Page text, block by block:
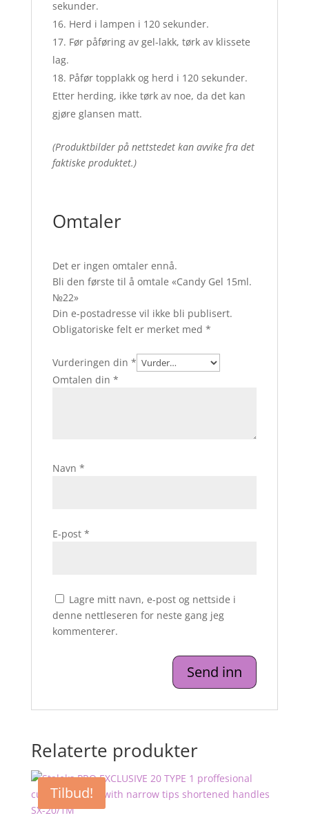
sekunder.
Herd i lampen i 120 sekunder.
Før påføring av gel-lakk, tørk av klissete
lag.
Påfør topplakk og herd i 120 sekunder.
Etter herding, ikke tørk av noe, da det kan
gjøre glansen matt.
(Produktbilder på nettstedet kan avvike fra det
faktiske produktet.)
Omtaler
Det er ingen omtaler ennå.
Bli den første til å omtale «Candy Gel 15ml.
№22»
Din e-postadresse vil ikke bli publisert.
Obligatoriske felt er merket med *
Vurderingen din *
Omtalen din *
Navn *
E-post *
Lagre mitt navn, e-post og nettside i
denne nettleseren for neste gang jeg
kommenterer.
Relaterte produkter
Tilbud!